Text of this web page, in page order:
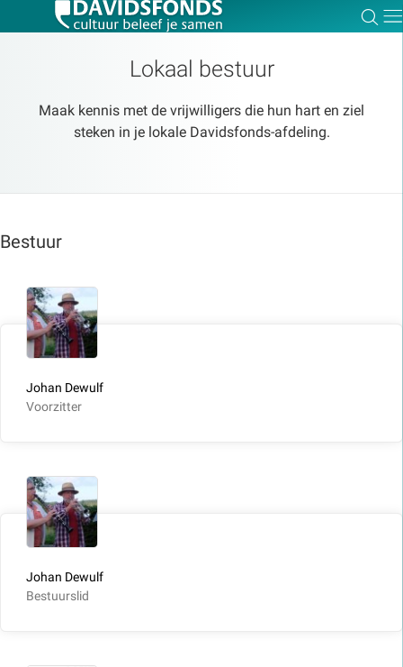
Lokaal bestuur
Maak kennis met de vrijwilligers die hun hart en ziel
steken in je lokale Davidsfonds-afdeling.
Bestuur
Johan Dewulf
Voorzitter
Johan Dewulf
Bestuurslid
Zoeken